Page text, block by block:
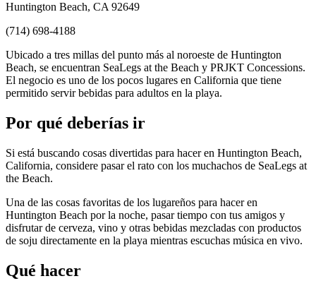
Huntington Beach, CA 92649
(714) 698-4188
Ubicado a tres millas del punto más al noroeste de Huntington
Beach, se encuentran SeaLegs at the Beach y PRJKT Concessions.
El negocio es uno de los pocos lugares en California que tiene
permitido servir bebidas para adultos en la playa.
Por qué deberías ir
Si está buscando cosas divertidas para hacer en Huntington Beach,
California, considere pasar el rato con los muchachos de SeaLegs at
the Beach.
Una de las cosas favoritas de los lugareños para hacer en
Huntington Beach por la noche, pasar tiempo con tus amigos y
disfrutar de cerveza, vino y otras bebidas mezcladas con productos
de soju directamente en la playa mientras escuchas música en vivo.
Qué hacer